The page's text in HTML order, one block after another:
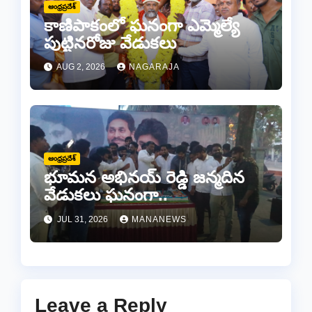
ఆంధ్రప్రదేశ్
కాణిపాకంలో ఘనంగా ఎమ్మెల్యే
పుట్టినరోజు వేడుకలు
AUG 2, 2026 NAGARAJA
ఆంధ్రప్రదేశ్
భూమన అభినయ్ రెడ్డి జన్మదిన
వేడుకలు ఘనంగా..
JUL 31, 2026 MANANEWS
Leave a Reply